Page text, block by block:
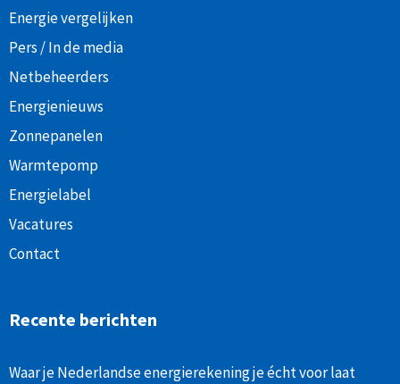
Energie vergelijken
Pers / In de media
Netbeheerders
Energienieuws
Zonnepanelen
Warmtepomp
Energielabel
Vacatures
Contact
Recente berichten
Waar je Nederlandse energierekening je écht voor laat